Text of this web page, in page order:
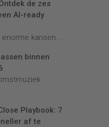
de zes
AI-ready
kansen...
binnen
Playbook: 7
af te